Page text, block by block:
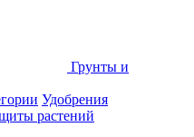
Грунты и
Удобрения
растений